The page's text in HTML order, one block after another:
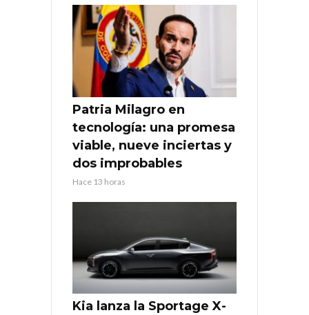
Patria Milagro en
tecnología: una promesa
viable, nueve inciertas y
dos improbables
Hace 13 horas
Kia lanza la Sportage X-